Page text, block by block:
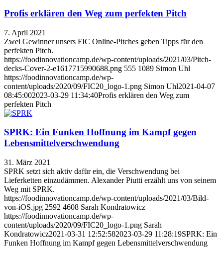
Profis erklären den Weg zum perfekten Pitch
7. April 2021
Zwei Gewinner unsers FIC Online-Pitches geben Tipps für den
perfekten Pitch.
https://foodinnovationcamp.de/wp-content/uploads/2021/03/Pitch-
decks-Cover-2-e1617715990688.png 555 1089 Simon Uhl
https://foodinnovationcamp.de/wp-
content/uploads/2020/09/FIC20_logo-1.png Simon Uhl2021-04-07
08:45:002023-03-29 11:34:40Profis erklären den Weg zum
perfekten Pitch
SPRK: Ein Funken Hoffnung im Kampf gegen
Lebensmittelverschwendung
31. März 2021
SPRK setzt sich aktiv dafür ein, die Verschwendung bei
Lieferketten einzudämmen. Alexander Piutti erzählt uns von seinem
Weg mit SPRK.
https://foodinnovationcamp.de/wp-content/uploads/2021/03/Bild-
von-iOS.jpg 2592 4608 Sarah Kondratowicz
https://foodinnovationcamp.de/wp-
content/uploads/2020/09/FIC20_logo-1.png Sarah
Kondratowicz2021-03-31 12:52:582023-03-29 11:28:19SPRK: Ein
Funken Hoffnung im Kampf gegen Lebensmittelverschwendung